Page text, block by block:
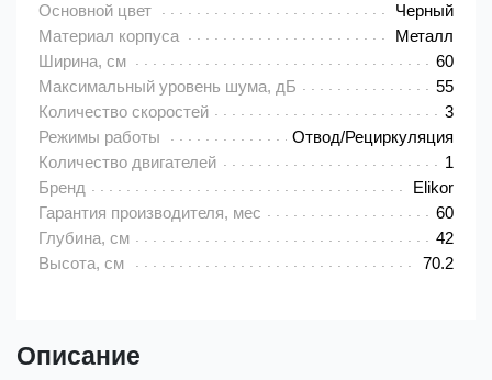
Основной цвет
Черный
Материал корпуса
Металл
Ширина, см
60
Максимальный уровень шума, дБ
55
Количество скоростей
3
Режимы работы
Отвод/Рециркуляция
Количество двигателей
1
Бренд
Elikor
Гарантия производителя, мес
60
Глубина, см
42
Высота, см
70.2
Описание